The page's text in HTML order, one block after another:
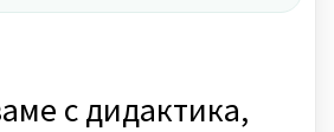
с дидактика,